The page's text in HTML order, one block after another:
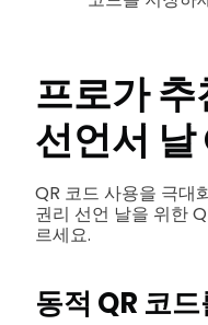
프로가
선언서 날
QR 코드 사용을 극대
권리 선언 날을 위한
르세요.
동적 QR 코